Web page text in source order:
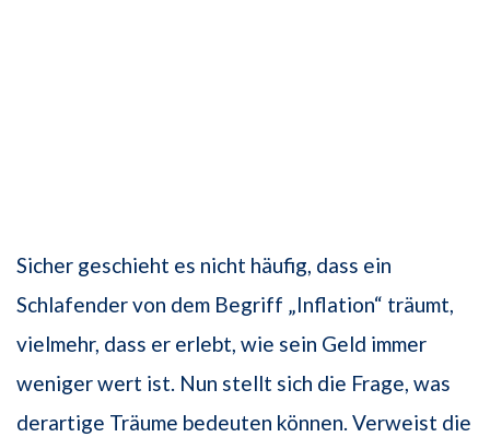
Sicher geschieht es nicht häufig, dass ein
Schlafender von dem Begriff „Inflation“ träumt,
vielmehr, dass er erlebt, wie sein Geld immer
weniger wert ist. Nun stellt sich die Frage, was
derartige Träume bedeuten können. Verweist die